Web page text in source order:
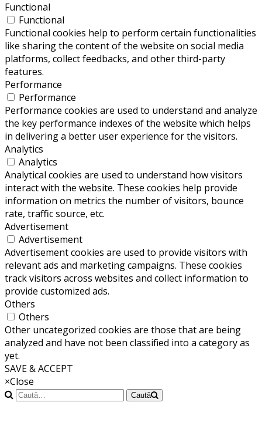
Functional
Functional
Functional cookies help to perform certain functionalities
like sharing the content of the website on social media
platforms, collect feedbacks, and other third-party
features.
Performance
Performance
Performance cookies are used to understand and analyze
the key performance indexes of the website which helps
in delivering a better user experience for the visitors.
Analytics
Analytics
Analytical cookies are used to understand how visitors
interact with the website. These cookies help provide
information on metrics the number of visitors, bounce
rate, traffic source, etc.
Advertisement
Advertisement
Advertisement cookies are used to provide visitors with
relevant ads and marketing campaigns. These cookies
track visitors across websites and collect information to
provide customized ads.
Others
Others
Other uncategorized cookies are those that are being
analyzed and have not been classified into a category as
yet.
SAVE & ACCEPT
×Close
Caută